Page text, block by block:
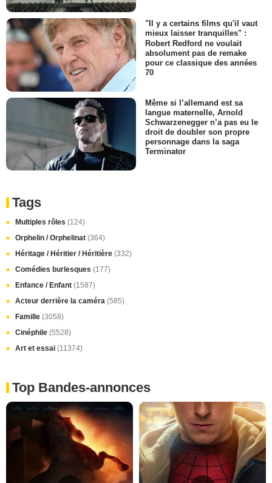
"Il y a certains films qu'il vaut
mieux laisser tranquilles" :
Robert Redford ne voulait
absolument pas de remake
pour ce classique des années
70
Même si l’allemand est sa
langue maternelle, Arnold
Schwarzenegger n’a pas eu le
droit de doubler son propre
personnage dans la saga
Terminator
Tags
Multiples rôles (124)
Orphelin / Orphelinat (364)
Héritage / Héritier / Héritière (332)
Comédies burlesques (177)
Enfance / Enfant (1587)
Acteur derrière la caméra (585)
Famille (3058)
Cinéphile (5528)
Art et essai (11374)
Top Bandes-annonces